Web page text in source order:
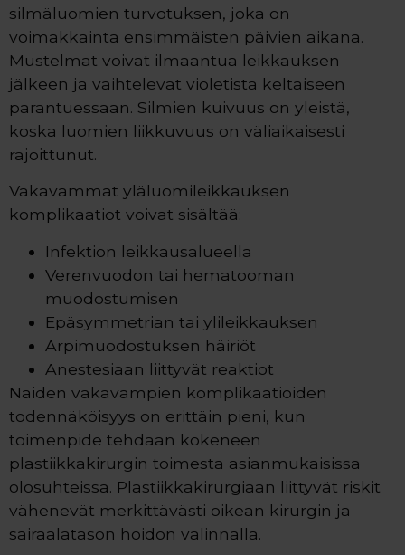
silmäluomien turvotuksen, joka on
voimakkainta ensimmäisten päivien aikana.
Mustelmat voivat ilmaantua leikkauksen
jälkeen ja vaihtelevat violetista keltaiseen
parantuessaan. Silmien kuivuus on yleistä,
koska luomien liikkuvuus on väliaikaisesti
rajoittunut.
Vakavammat yläluomileikkauksen
komplikaatiot voivat sisältää:
Infektion leikkausalueella
Verenvuodon tai hematooman
muodostumisen
Epäsymmetrian tai ylileikkauksen
Arpimuodostuksen häiriöt
Anestesiaan liittyvät reaktiot
Näiden vakavampien komplikaatioiden
todennäköisyys on erittäin pieni, kun
toimenpide tehdään kokeneen
plastiikkakirurgin toimesta asianmukaisissa
olosuhteissa. Plastiikkakirurgiaan liittyvät riskit
vähenevät merkittävästi oikean kirurgin ja
sairaalatason hoidon valinnalla.